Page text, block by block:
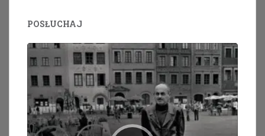
POSŁUCHAJ
Odtwarzacz
dźwiękowych